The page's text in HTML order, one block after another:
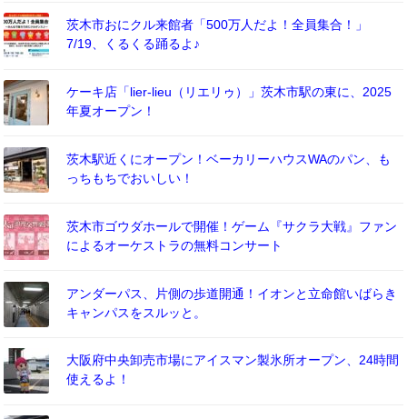
茨木市おにクル来館者「500万人だよ！全員集合！」
7/19、くるくる踊るよ♪
ケーキ店「lier-lieu（リエリゥ）」茨木市駅の東に、2025
年夏オープン！
茨木駅近くにオープン！ベーカリーハウスWAのパン、も
っちもちでおいしい！
茨木市ゴウダホールで開催！ゲーム『サクラ大戦』ファン
によるオーケストラの無料コンサート
アンダーパス、片側の歩道開通！イオンと立命館いばらき
キャンパスをスルッと。
大阪府中央卸売市場にアイスマン製氷所オープン、24時間
使えるよ！